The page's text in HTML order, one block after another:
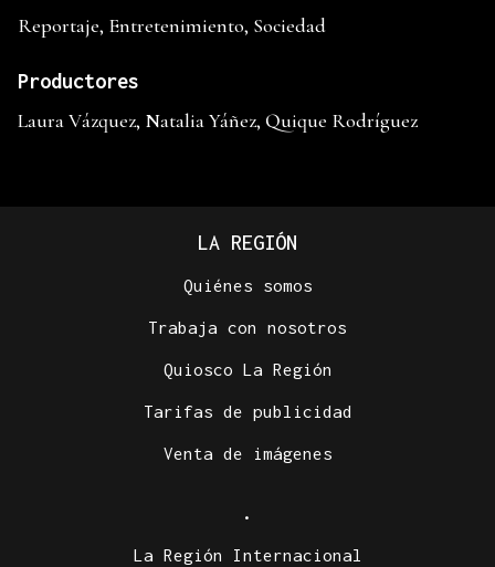
Reportaje, Entretenimiento, Sociedad
Productores
Laura Vázquez, Natalia Yáñez, Quique Rodríguez
LA REGIÓN
Quiénes somos
Trabaja con nosotros
Quiosco La Región
Tarifas de publicidad
Venta de imágenes
.
La Región Internacional